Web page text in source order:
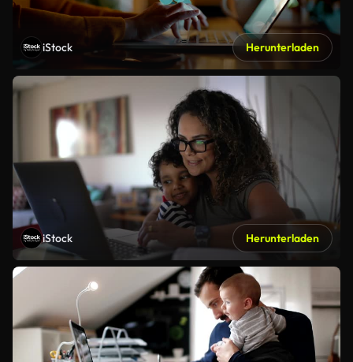
iStock Herunterladen
iStock Herunterladen